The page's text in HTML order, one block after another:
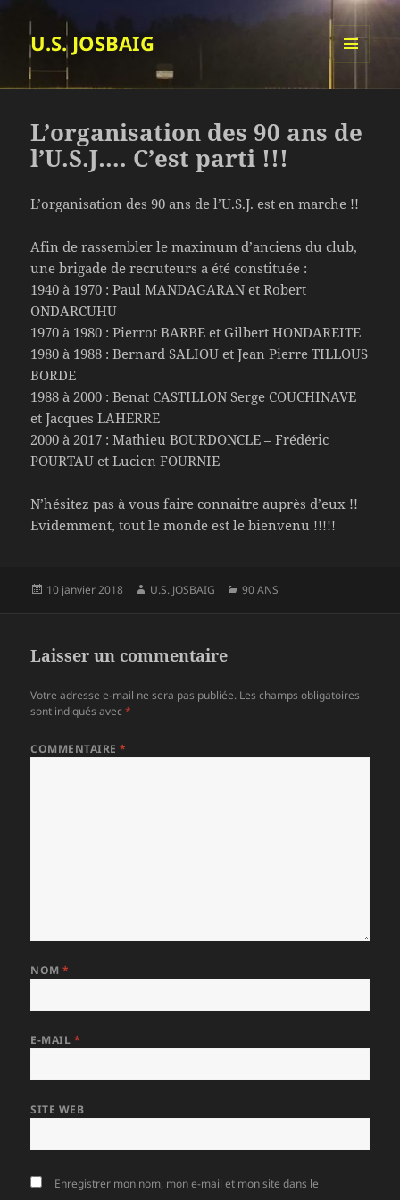
U.S. JOSBAIG
ET
L’organisation des 90 ans de
l’U.S.J…. C’est parti !!!
L’organisation des 90 ans de l’U.S.J. est en marche !!
Afin de rassembler le maximum d’anciens du club,
une brigade de recruteurs a été constituée :
1940 à 1970 : Paul MANDAGARAN et Robert
ONDARCUHU
1970 à 1980 : Pierrot BARBE et Gilbert HONDAREITE
1980 à 1988 : Bernard SALIOU et Jean Pierre TILLOUS
BORDE
1988 à 2000 : Benat CASTILLON Serge COUCHINAVE
et Jacques LAHERRE
2000 à 2017 : Mathieu BOURDONCLE – Frédéric
POURTAU et Lucien FOURNIE
N’hésitez pas à vous faire connaitre auprès d’eux !!
Evidemment, tout le monde est le bienvenu !!!!!
Publié
10 janvier 2018 Auteur
U.S. JOSBAIG Catégories
90 ANS
Laisser un commentaire
Votre adresse e-mail ne sera pas publiée. Les champs obligatoires
sont indiqués avec*
COMMENTAIRE*
NOM*
E-MAIL *
SITE WEB
Enregistrer mon nom, mon e-mail et mon site dans le